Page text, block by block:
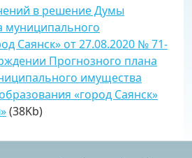
в решение Думы
муниципального
Саянск» от 27.08.2020 № 71-
Прогнозного плана
имущества
«город Саянск»
(38Kb)